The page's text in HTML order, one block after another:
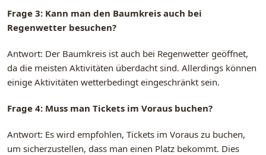
Frage 3: Kann man den Baumkreis auch bei
Regenwetter besuchen?
Antwort: Der Baumkreis ist auch bei Regenwetter geöffnet,
da die meisten Aktivitäten überdacht sind. Allerdings können
einige Aktivitäten wetterbedingt eingeschränkt sein.
Frage 4: Muss man Tickets im Voraus buchen?
Antwort: Es wird empfohlen, Tickets im Voraus zu buchen,
um sicherzustellen, dass man einen Platz bekommt. Dies